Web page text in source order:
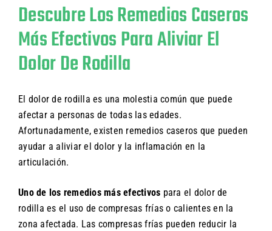
Descubre Los Remedios Caseros
Más Efectivos Para Aliviar El
Dolor De Rodilla
El dolor de rodilla es una molestia común que puede
afectar a personas de todas las edades.
Afortunadamente, existen remedios caseros que pueden
ayudar a aliviar el dolor y la inflamación en la
articulación.
Uno de los remedios más efectivos para el dolor de
rodilla es el uso de compresas frías o calientes en la
zona afectada. Las compresas frías pueden reducir la